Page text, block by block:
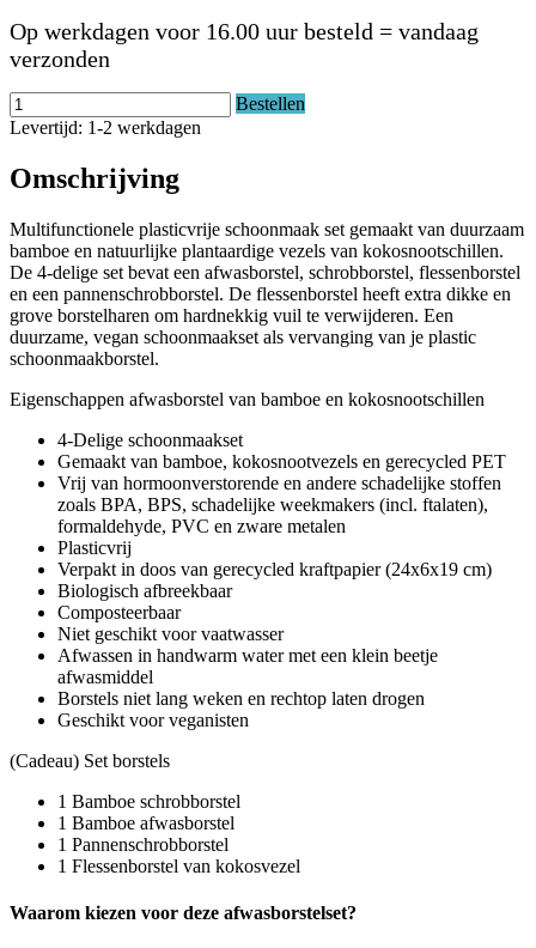
Op werkdagen voor 16.00 uur besteld = vandaag
verzonden
Bestellen
Levertijd: 1-2 werkdagen
Omschrijving
Multifunctionele plasticvrije schoonmaak set gemaakt van duurzaam
bamboe en natuurlijke plantaardige vezels van kokosnootschillen.
De 4-delige set bevat een afwasborstel, schrobborstel, flessenborstel
en een pannenschrobborstel. De flessenborstel heeft extra dikke en
grove borstelharen om hardnekkig vuil te verwijderen. Een
duurzame, vegan schoonmaakset als vervanging van je plastic
schoonmaakborstel.
Eigenschappen afwasborstel van bamboe en kokosnootschillen
4-Delige schoonmaakset
Gemaakt van bamboe, kokosnootvezels en gerecycled PET
Vrij van hormoonverstorende en andere schadelijke stoffen
zoals BPA, BPS, schadelijke weekmakers (incl. ftalaten),
formaldehyde, PVC en zware metalen
Plasticvrij
Verpakt in doos van gerecycled kraftpapier (24x6x19 cm)
Biologisch afbreekbaar
Composteerbaar
Niet geschikt voor vaatwasser
Afwassen in handwarm water met een klein beetje
afwasmiddel
Borstels niet lang weken en rechtop laten drogen
Geschikt voor veganisten
(Cadeau) Set borstels
1 Bamboe schrobborstel
1 Bamboe afwasborstel
1 Pannenschrobborstel
1 Flessenborstel van kokosvezel
Waarom kiezen voor deze afwasborstelset?